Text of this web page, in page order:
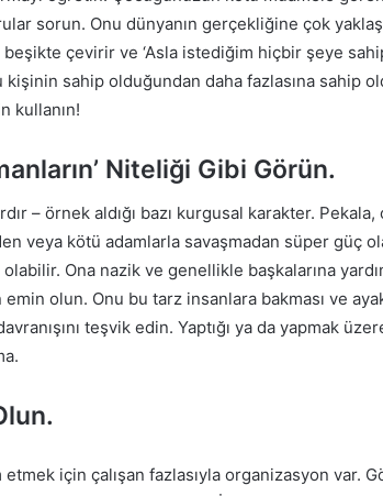
sorun. Onu dünyanın gerçekliğine çok
çevirir ve ‘Asla istediğim hiçbir şeye
sahip olduğundan daha fazlasına sahip
kullanın!
Niteliği Gibi Görün.
– örnek aldığı bazı kurgusal karakter.
veya kötü adamlarla savaşmadan süper güç
Ona nazik ve genellikle başkalarına
olun. Onu bu tarz insanlara bakması ve
teşvik edin. Yaptığı ya da yapmak
etmek için çalışan fazlasıyla organizasyon var.